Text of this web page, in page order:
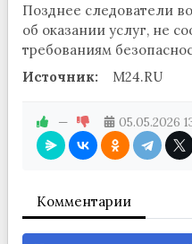
Позднее следователи
об оказании услуг, не
требованиям
Источник:
M24.RU
— 05.05.2026
Комментарии